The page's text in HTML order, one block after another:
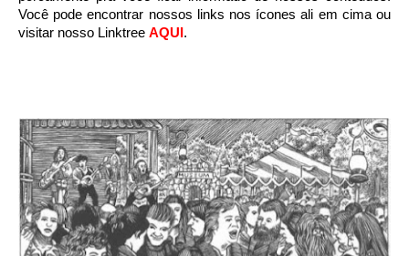
Você pode encontrar nossos links nos ícones ali em cima ou
visitar nosso Linktree AQUI.